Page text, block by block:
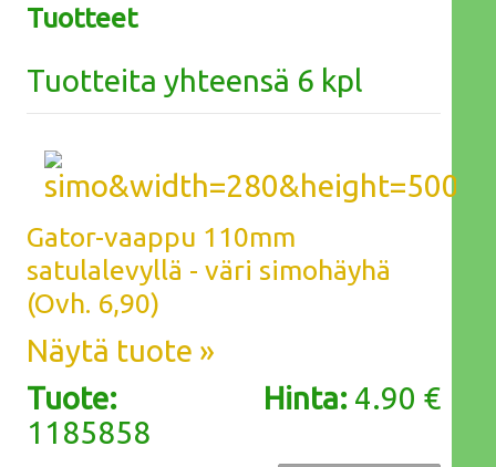
Tuotteet
Tuotteita yhteensä 6 kpl
Gator-vaappu 110mm
satulalevyllä - väri simohäyhä
(Ovh. 6,90)
Näytä tuote »
Tuote:
1185858
Hinta: 4.90 €